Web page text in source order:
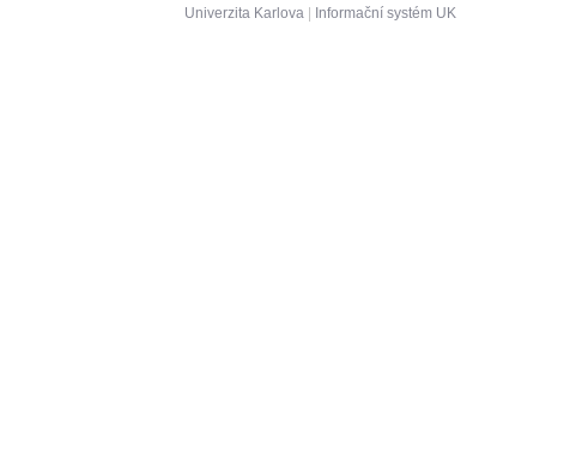
Univerzita Karlova| Informační systém UK